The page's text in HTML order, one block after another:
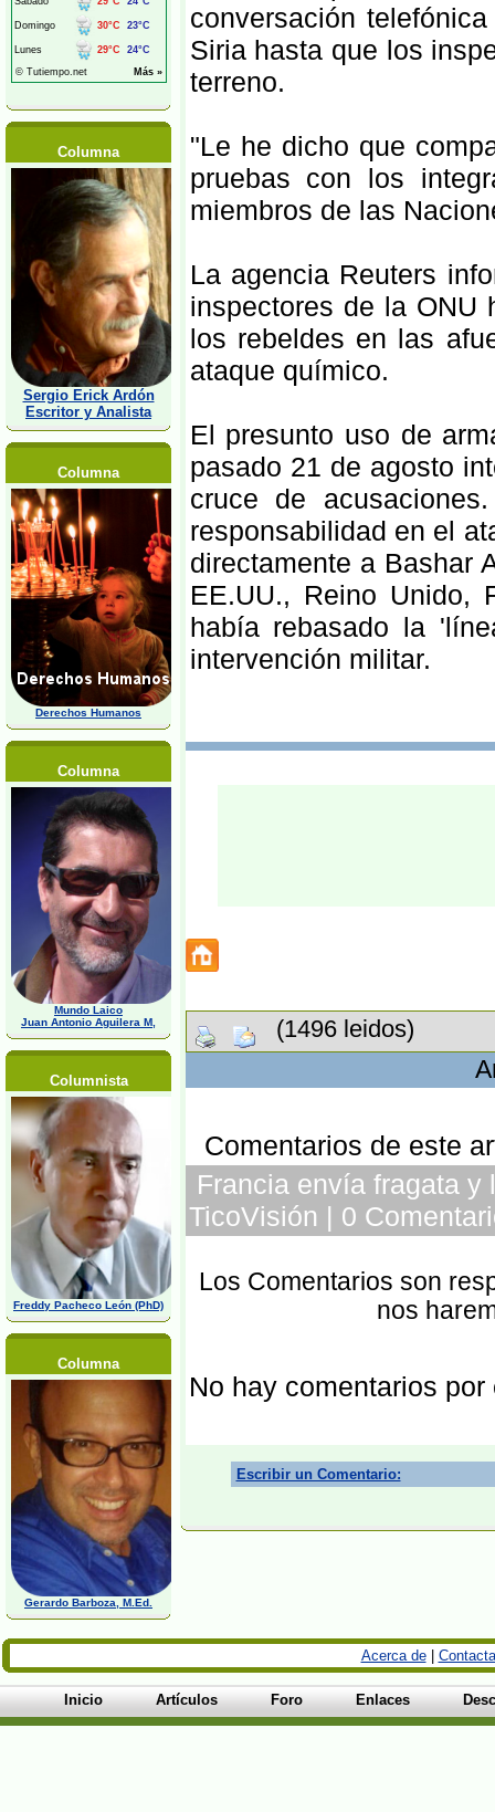
Columna
Sergio Erick Ardón
Escritor y Analista
Columna
Derechos Humanos
Columna
Mundo Laico
Juan Antonio Aguilera M,
Columnista
Freddy Pacheco León (PhD)
Columna
Gerardo Barboza, M.Ed.
conversación
Siria hasta que los
terreno.
"Le he dicho que
pruebas con los
miembros de las
La agencia Reuters
inspectores de la ONU
los rebeldes en las
ataque químico.
El presunto uso de
pasado 21 de agosto
cruce de
responsabilidad en el
directamente a Bashar
EE.UU., Reino Unido,
había rebasado la
intervención militar.
(1496 leidos)
Comentarios de este
Francia envía fragata y
TicoVisión | 0
Los Comentarios son
nos
No hay comentarios por
Escribir un Comentario:
Acerca de|
Inicio Artículos Foro Enlaces